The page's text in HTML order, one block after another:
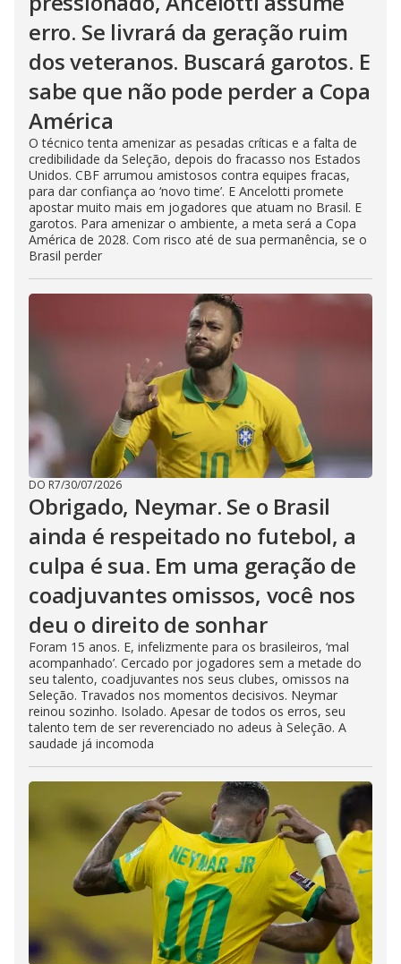
erro. Se livrará da geração ruim
dos veteranos. Buscará garotos. E
sabe que não pode perder a Copa
América
O técnico tenta amenizar as pesadas críticas e a falta de
credibilidade da Seleção, depois do fracasso nos Estados
Unidos. CBF arrumou amistosos contra equipes fracas,
para dar confiança ao ‘novo time’. E Ancelotti promete
apostar muito mais em jogadores que atuam no Brasil. E
garotos. Para amenizar o ambiente, a meta será a Copa
América de 2028. Com risco até de sua permanência, se o
Brasil perder
DO R7/30/07/2026
Obrigado, Neymar. Se o Brasil
ainda é respeitado no futebol, a
culpa é sua. Em uma geração de
coadjuvantes omissos, você nos
deu o direito de sonhar
Foram 15 anos. E, infelizmente para os brasileiros, ‘mal
acompanhado’. Cercado por jogadores sem a metade do
seu talento, coadjuvantes nos seus clubes, omissos na
Seleção. Travados nos momentos decisivos. Neymar
reinou sozinho. Isolado. Apesar de todos os erros, seu
talento tem de ser reverenciado no adeus à Seleção. A
saudade já incomoda